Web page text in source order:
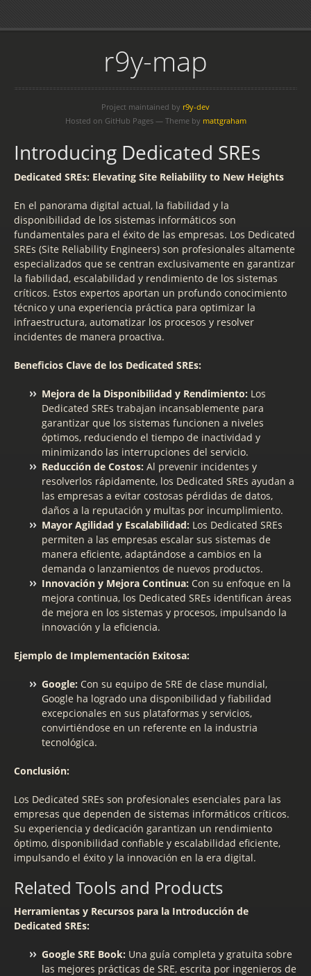
r9y-map
Project maintained by r9y-dev
Hosted on GitHub Pages — Theme by mattgraham
Introducing Dedicated SREs
Dedicated SREs: Elevating Site Reliability to New Heights
En el panorama digital actual, la fiabilidad y la
disponibilidad de los sistemas informáticos son
fundamentales para el éxito de las empresas. Los Dedicated
SREs (Site Reliability Engineers) son profesionales altamente
especializados que se centran exclusivamente en garantizar
la fiabilidad, escalabilidad y rendimiento de los sistemas
críticos. Estos expertos aportan un profundo conocimiento
técnico y una experiencia práctica para optimizar la
infraestructura, automatizar los procesos y resolver
incidentes de manera proactiva.
Beneficios Clave de los Dedicated SREs:
Mejora de la Disponibilidad y Rendimiento: Los
Dedicated SREs trabajan incansablemente para
garantizar que los sistemas funcionen a niveles
óptimos, reduciendo el tiempo de inactividad y
minimizando las interrupciones del servicio.
Reducción de Costos: Al prevenir incidentes y
resolverlos rápidamente, los Dedicated SREs ayudan a
las empresas a evitar costosas pérdidas de datos,
daños a la reputación y multas por incumplimiento.
Mayor Agilidad y Escalabilidad: Los Dedicated SREs
permiten a las empresas escalar sus sistemas de
manera eficiente, adaptándose a cambios en la
demanda o lanzamientos de nuevos productos.
Innovación y Mejora Continua: Con su enfoque en la
mejora continua, los Dedicated SREs identifican áreas
de mejora en los sistemas y procesos, impulsando la
innovación y la eficiencia.
Ejemplo de Implementación Exitosa:
Google: Con su equipo de SRE de clase mundial,
Google ha logrado una disponibilidad y fiabilidad
excepcionales en sus plataformas y servicios,
convirtiéndose en un referente en la industria
tecnológica.
Conclusión:
Los Dedicated SREs son profesionales esenciales para las
empresas que dependen de sistemas informáticos críticos.
Su experiencia y dedicación garantizan un rendimiento
óptimo, disponibilidad confiable y escalabilidad eficiente,
impulsando el éxito y la innovación en la era digital.
Related Tools and Products
Herramientas y Recursos para la Introducción de
Dedicated SREs:
Google SRE Book: Una guía completa y gratuita sobre
las mejores prácticas de SRE, escrita por ingenieros de